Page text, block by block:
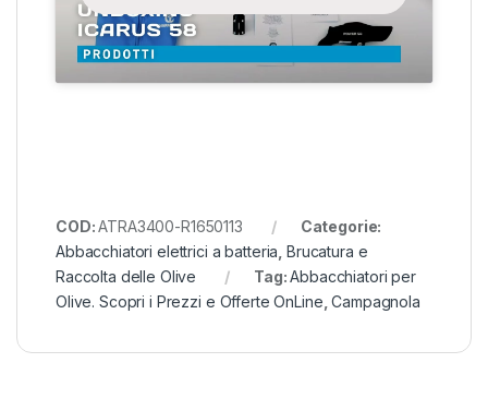
COD:ATRA3400-R1650113
Categorie:
Abbacchiatori elettrici a batteria Brucatura e
Raccolta delle Olive
Tag:Abbacchiatori per
Olive. Scopri i Prezzi e Offerte OnLine ,Campagnola